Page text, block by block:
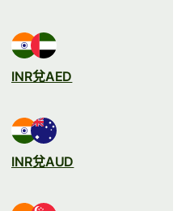
INR兌AED
INR兌AUD